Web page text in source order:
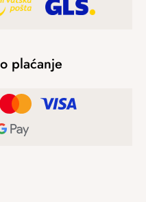
plaćanje